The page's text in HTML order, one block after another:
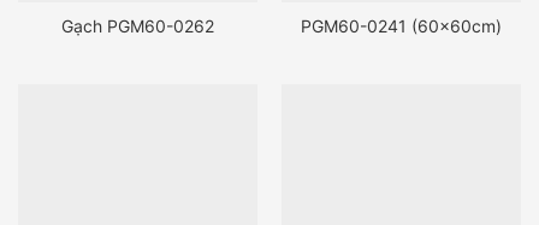
Gạch PGM60-0262 PGM60-0241 (60x60cm)